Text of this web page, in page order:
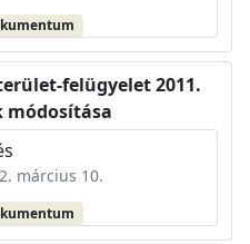
felügyelet 2011.
módosítása
március 10.